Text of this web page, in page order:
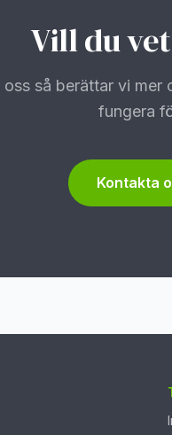
Vill du
oss så berättar vi mer
fungera
Kontakta